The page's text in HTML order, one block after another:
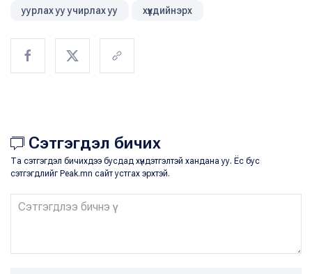
уурлах уу учирлах уу хүүхдийнэрх
Сэтгэгдэл бичих
Та сэтгэгдэл бичихдээ бусдад хүндэтгэлтэй хандана уу. Ёс бус
сэтгэгдлийг Peak.mn сайт устгах эрхтэй.